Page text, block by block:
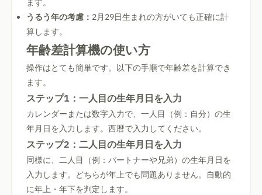
ます。
うるう年の考慮： 2月29日生まれの方がいても正確に計
算します。
年齢差計算機の使い方
操作はとても簡単です。以下の手順で年齢差を計算でき
ます。
ステップ1：一人目の生年月日を入力
カレンダーまたは数字入力で、一人目（例：自分）の生
年月日を入力します。西暦で入力してください。
ステップ2：二人目の生年月日を入力
同様に、二人目（例：パートナーや兄弟）の生年月日を
入力します。どちらが年上でも問題ありません。自動的
に年上・年下を判定します。